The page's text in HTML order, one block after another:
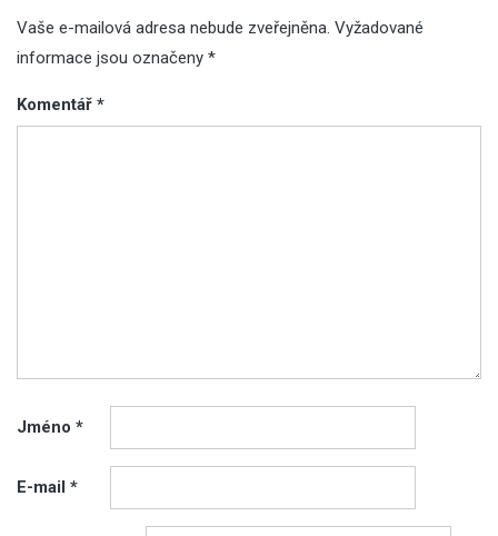
Vaše e-mailová adresa nebude zveřejněna. Vyžadované
informace jsou označeny *
Komentář *
Jméno *
E-mail *